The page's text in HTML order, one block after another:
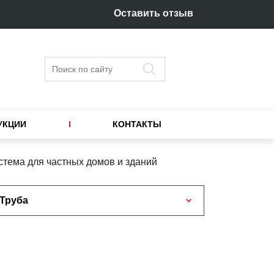
Оставить отзыв
Поиск
КОНТАКТЫ
для частных домов и зданий
Труба